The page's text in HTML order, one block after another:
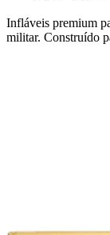
Infláveis premium
militar. Construído